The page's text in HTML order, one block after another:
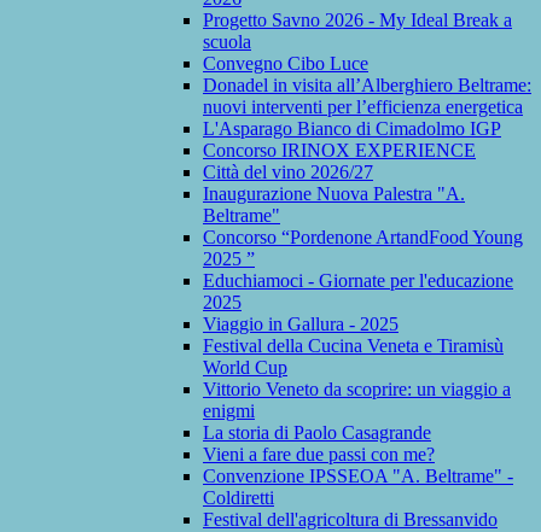
Progetto Savno 2026 - My Ideal Break a
scuola
Convegno Cibo Luce
Donadel in visita all’Alberghiero Beltrame:
nuovi interventi per l’efficienza energetica
L'Asparago Bianco di Cimadolmo IGP
Concorso IRINOX EXPERIENCE
Città del vino 2026/27
Inaugurazione Nuova Palestra "A.
Beltrame"
Concorso “Pordenone ArtandFood Young
2025 ”
Educhiamoci - Giornate per l'educazione
2025
Viaggio in Gallura - 2025
Festival della Cucina Veneta e Tiramisù
World Cup
Vittorio Veneto da scoprire: un viaggio a
enigmi
La storia di Paolo Casagrande
Vieni a fare due passi con me?
Convenzione IPSSEOA "A. Beltrame" -
Coldiretti
Festival dell'agricoltura di Bressanvido